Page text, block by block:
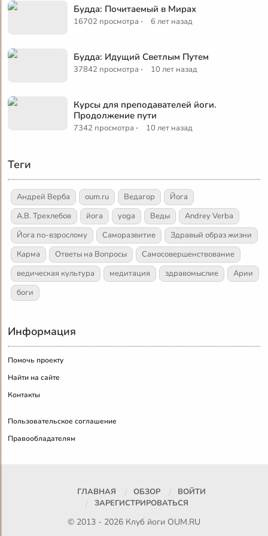
Будда: Почитаемый в Мирах
16702 просмотра · 6 лет назад
Будда: Идущий Светлым Путем
37842 просмотра · 10 лет назад
Курсы для преподавателей йоги.
Продолжение пути
7342 просмотра · 10 лет назад
Теги
Андрей Верба oum.ru Ведагор
Йога
А.В. Трехлебов
йога yoga Веды
Andrey Verba
Йога по-взрослому
Саморазвитие
Здравый образ жизни
Карма
Ответы на Вопросы
Самосовершенствование
ведическая культура
медитация здравомыслие
Арии
боги
Информация
Помочь проекту
Найти на сайте
Контакты
Пользовательское соглашение
Правообладателям
ГЛАВНАЯ ОБЗОР
ВОЙТИ
ЗАРЕГИСТРИРОВАТЬСЯ
© 2013 - 2026 Клуб йоги OUM.RU